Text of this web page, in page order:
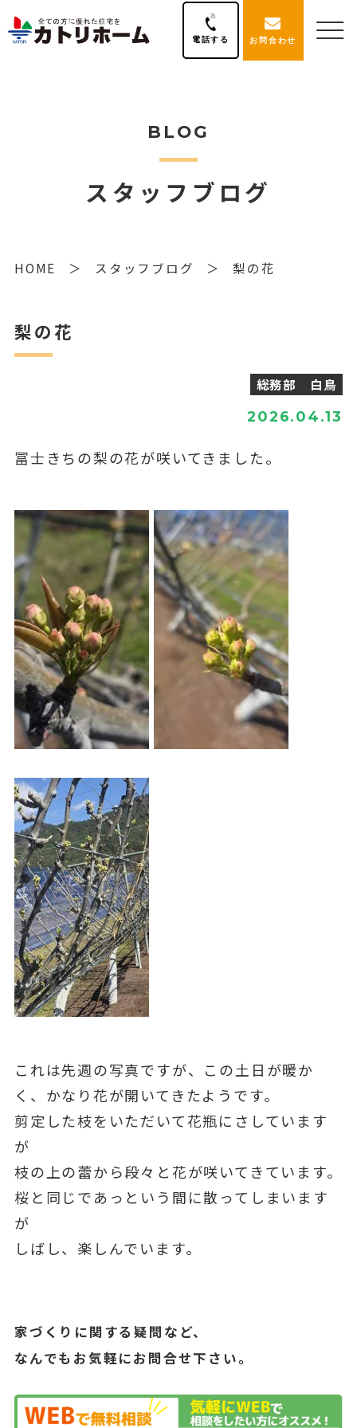
電話する お問合わせ
BLOG
スタッフブログ
HOME スタッフブログ 梨の花
梨の花
総務部 白鳥
2026.04.13
冨士きちの梨の花が咲いてきました。
これは先週の写真ですが、この土日が暖か
く、かなり花が開いてきたようです。
剪定した枝をいただいて花瓶にさしています
が
枝の上の蕾から段々と花が咲いてきています。
桜と同じであっという間に散ってしまいます
が
しばし、楽しんでいます。
家づくりに関する疑問など、
なんでもお気軽にお問合せ下さい。